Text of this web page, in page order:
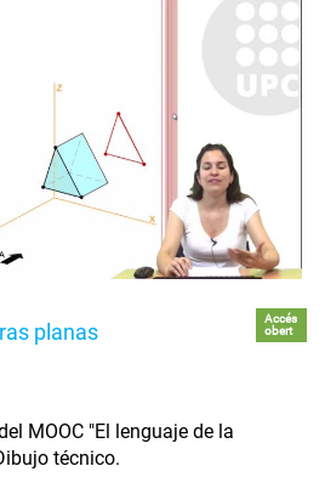
planas
Accés
obert
MOOC "El lenguaje de la
técnico.